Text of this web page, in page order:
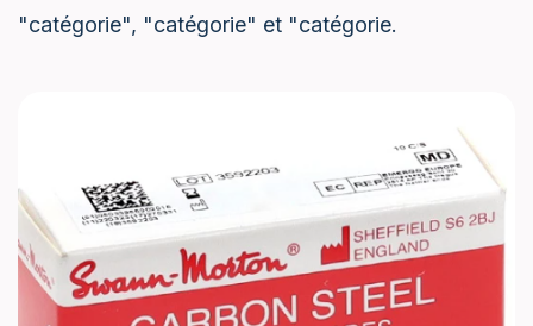
"catégorie", "catégorie" et "catégorie.